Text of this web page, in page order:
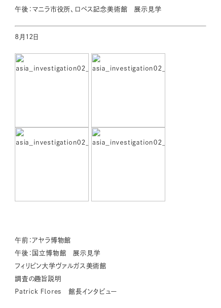
午後：マニラ市役所、ロペス記念美術館 展示見学
8月12日
午前：アヤラ博物館
午後：国立博物館 展示見学
フィリピン大学ヴァルガス美術館
調査の趣旨説明
Patrick Flores 館長インタビュー